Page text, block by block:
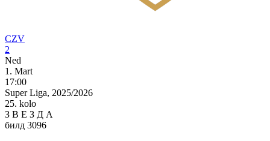
CZV
2
Ned
1. Mart
17:00
Super Liga, 2025/2026
25. kolo
З В Е З Д А
билд 3096